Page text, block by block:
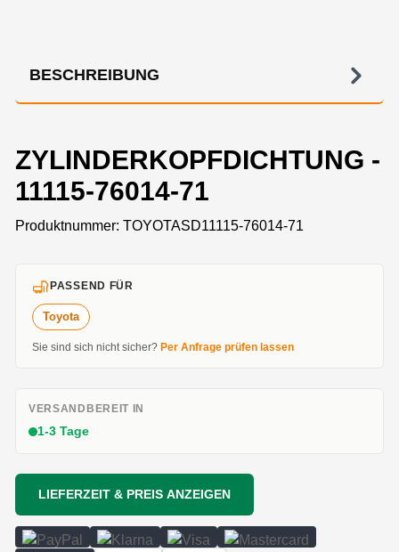
BESCHREIBUNG
ZYLINDERKOPFDICHTUNG -
11115-76014-71
Produktnummer: TOYOTASD11115-76014-71
PASSEND FÜR
Toyota
Sie sind sich nicht sicher? Per Anfrage prüfen lassen
VERSANDBEREIT IN
1-3 Tage
LIEFERZEIT & PREIS ANZEIGEN